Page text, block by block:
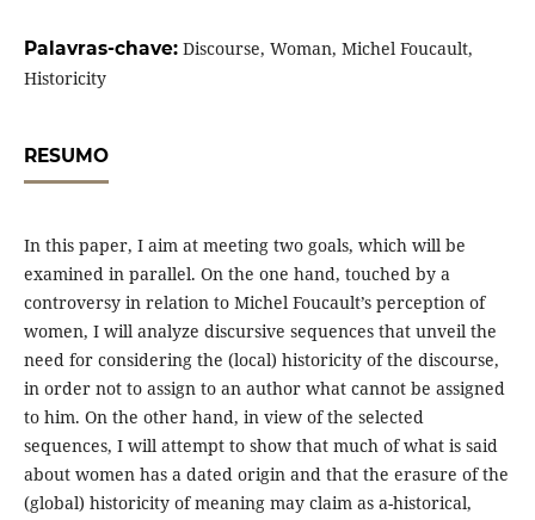
Palavras-chave: Discourse, Woman, Michel Foucault,
Historicity
RESUMO
In this paper, I aim at meeting two goals, which will be
examined in parallel. On the one hand, touched by a
controversy in relation to Michel Foucault’s perception of
women, I will analyze discursive sequences that unveil the
need for considering the (local) historicity of the discourse,
in order not to assign to an author what cannot be assigned
to him. On the other hand, in view of the selected
sequences, I will attempt to show that much of what is said
about women has a dated origin and that the erasure of the
(global) historicity of meaning may claim as a-historical,